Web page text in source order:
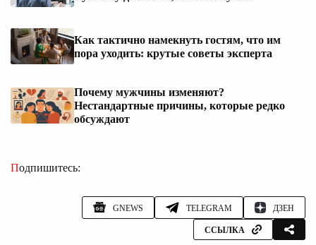
Как тактично намекнуть гостям, что им
пора уходить: крутые советы эксперта
Почему мужчины изменяют?
Нестандартные причины, которые редко
обсуждают
Подпишитесь:
GNEWS TELEGRAM ДЗЕН
ССЫЛКА